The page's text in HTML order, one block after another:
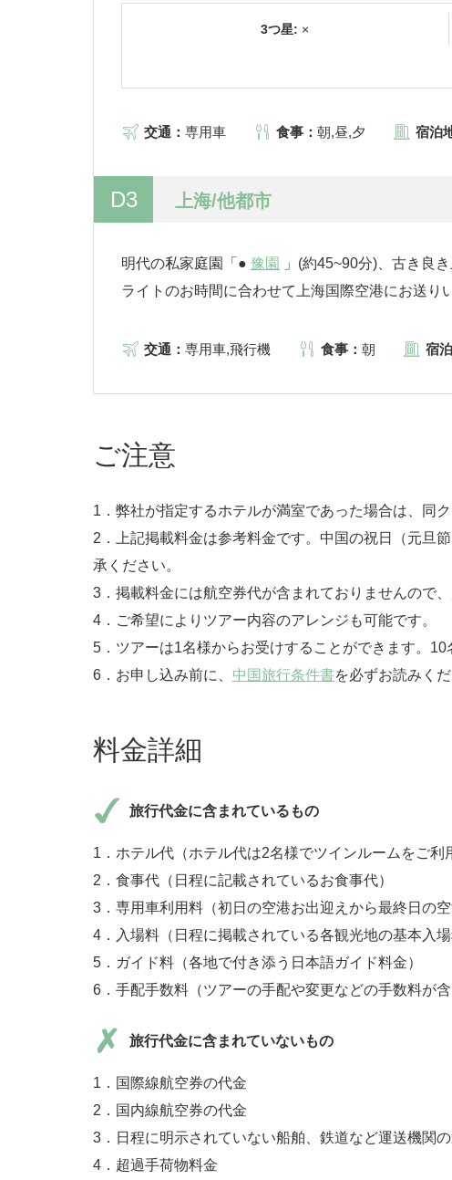
3つ星: ×
交通： 専用車 食事： 朝,昼,夕 宿泊
D3 上海/他都市
明代の私家庭園「● 豫園
」(約45~90分)、古き良
ライトのお時間に合わせて上海国際空港にお送り
交通： 専用車,飛行機 食事： 朝 宿
ご注意
1．弊社が指定するホテルが満室であった場合は、同
2．上記掲載料金は参考料金です。中国の祝日（元旦
承ください。
3．掲載料金には航空券代が含まれておりませんので
4．ご希望によりツアー内容のアレンジも可能です。
5．ツアーは1名様からお受けすることができます。
6．お申し込み前に、 中国旅行条件書を必ずお読みくだ
料金詳細
旅行代金に含まれているもの
1．ホテル代（ホテル代は2名様でツインルームをご
2．食事代（日程に記載されているお食事代）
3．専用車利用料（初日の空港お出迎えから最終日の
4．入場料（日程に掲載されている各観光地の基本入場
5．ガイド料（各地で付き添う日本語ガイド料金）
6．手配手数料（ツアーの手配や変更などの手数料が含
旅行代金に含まれていないもの
1．国際線航空券の代金
2．国内線航空券の代金
3．日程に明示されていない船舶、鉄道など運送機関
4．超過手荷物料金